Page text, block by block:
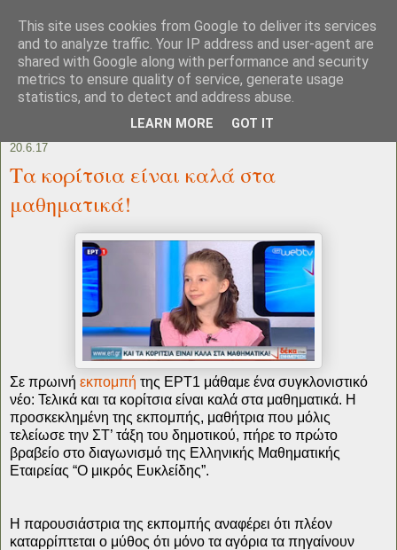
20.6.17
Tα κορίτσια είναι καλά στα
μαθηματικά!
Σε πρωινή εκπομπή της ΕΡΤ1 μάθαμε ένα συγκλονιστικό
νέο: Τελικά και τα κορίτσια είναι καλά στα μαθηματικά. Η
προσκεκλημένη της εκπομπής, μαθήτρια που μόλις
τελείωσε την ΣΤ’ τάξη του δημοτικού, πήρε το πρώτο
βραβείο στο διαγωνισμό της Ελληνικής Μαθηματικής
Εταιρείας “Ο μικρός Ευκλείδης”.
Η παρουσιάστρια της εκπομπής αναφέρει ότι πλέον
καταρρίπτεται ο μύθος ότι μόνο τα αγόρια τα πηγαίνουν
This site uses cookies from Google to deliver its services
and to analyze traffic. Your IP address and user-agent are
shared with Google along with performance and security
metrics to ensure quality of service, generate usage
statistics, and to detect and address abuse.
LEARN MORE GOT IT